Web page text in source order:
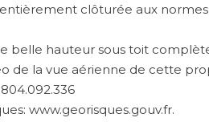
clôturée aux
belle hauteur sous toit
de la vue aérienne de cette
www.georisques.gouv.fr.